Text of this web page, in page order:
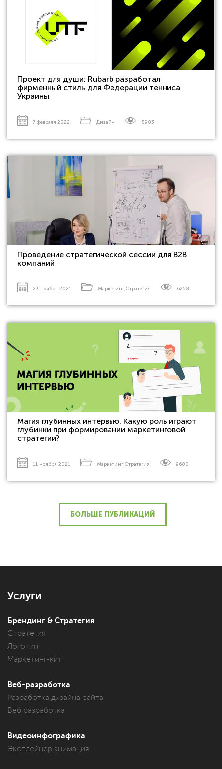
Проект для души: Rubarb разработал
фирменный стиль для Федерации тенниса
Украины
7 февраля 2022 Дизайн 8903
Проведение стратегической сессии для В2В
компаний
23 ноября 2021 Маркетинг,Стратегия 6258
Магия глубинных интервью. Какую роль играют
глубинки при формировании маркетинговой
стратегии?
11 ноября 2021 Маркетинг,Стратегия 9680
БОЛЬШЕ ПУБЛИКАЦИЙ
Услуги
Брендинг & Стратегия
Стратегия
Логотип
Маркетинг-кит
Веб-разработка
Разработка дизайна сайта
Веб разработка
Видеоинфографика
Эксплейнер анимация